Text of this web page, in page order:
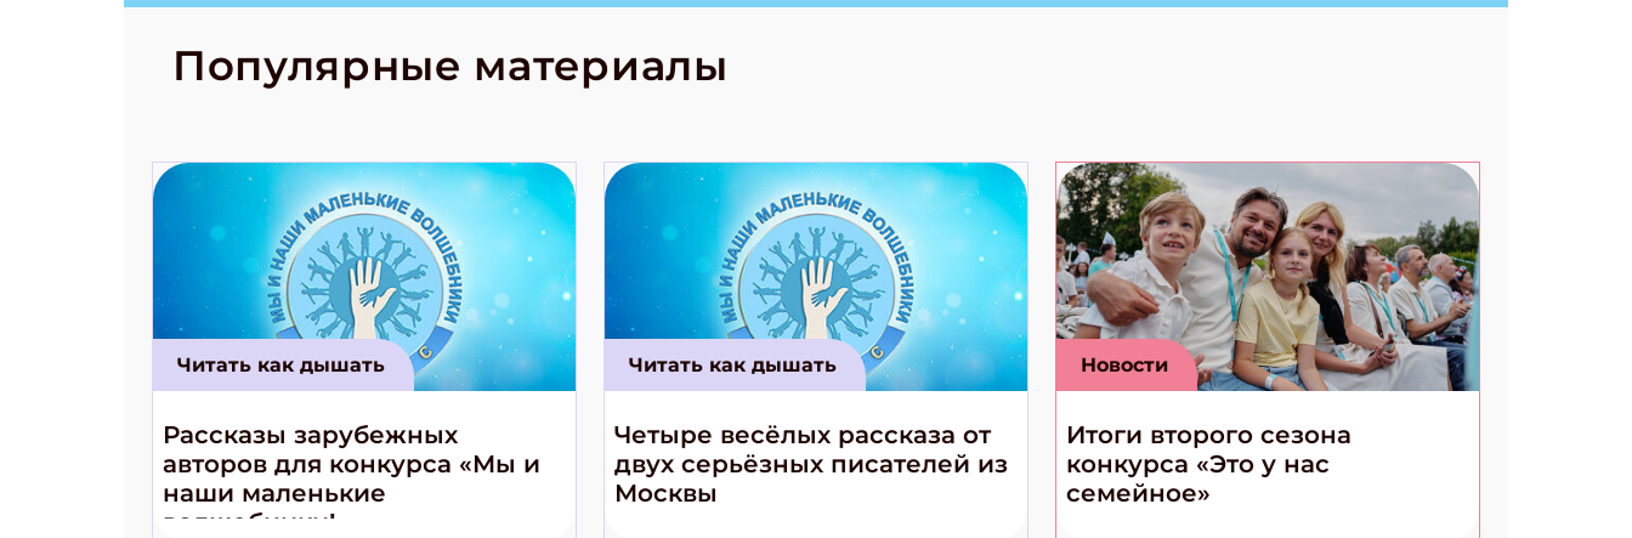
космические приключения!
Популярные материалы
Читать как дышать
Рассказы зарубежных
авторов для конкурса «Мы и
наши маленькие
волшебники!»
Читать как дышать
Четыре весёлых рассказа от
двух серьёзных писателей из
Москвы
Новости
Итоги второго сезона
конкурса «Это у нас
семейное»